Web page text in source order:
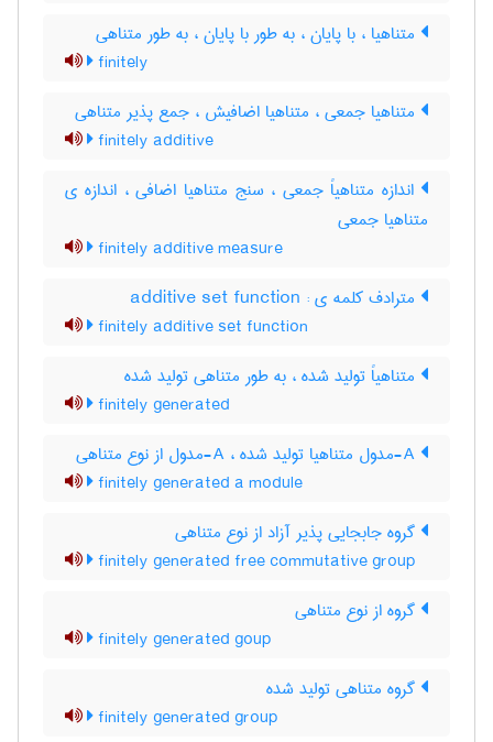
متناهیا ، با پایان ، به طور با پایان ، به طور متناهی
finitely
متناهیا جمعی ، متناهیا اضافیش ، جمع پذیر متناهی
finitely additive
اندازه متناهیاً جمعی ، سنج متناهیا اضافی ، اندازه ی
متناهیا جمعی
finitely additive measure
مترادف کلمه ی : additive set function
finitely additive set function
متناهیاً تولید شده ، به طور متناهی تولید شده
finitely generated
finitely generated a module
گروه جابجایی پذیر آزاد از نوع متناهی
finitely generated free commutative group
گروه از نوع متناهی
finitely generated goup
گروه متناهی تولید شده
finitely generated group